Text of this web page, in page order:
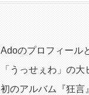
Adoのプロフィール
「うっせぇわ」の
初のアルバム『狂言